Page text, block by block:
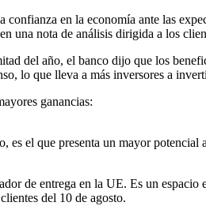
en la economía ante las
una nota de análisis dirigida a los
del año, el banco dijo que los
lo que lleva a más inversores a
ganancias:
el que presenta un mayor
de entrega en la UE. Es un
del 10 de agosto.